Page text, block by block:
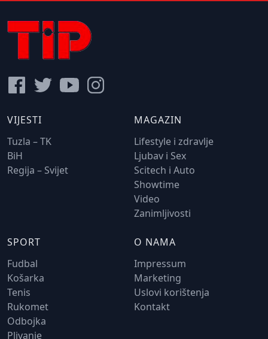
VIJESTI
Tuzla – TK
BiH
Regija – Svijet
MAGAZIN
Lifestyle i zdravlje
Ljubav i Sex
Scitech i Auto
Showtime
Video
Zanimljivosti
SPORT
Fudbal
Košarka
Tenis
Rukomet
Odbojka
Plivanje
O NAMA
Impressum
Marketing
Uslovi korištenja
Kontakt